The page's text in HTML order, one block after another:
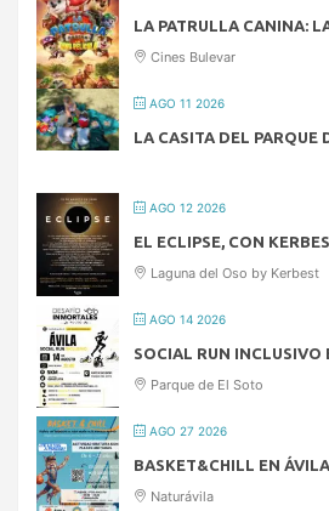
LA PATRULLA CANINA:
Cines Bulevar
AGO 11 2026
LA CASITA DEL PARQUE
AGO 12 2026
EL ECLIPSE, CON
Laguna del Oso by Kerbest
AGO 14 2026
SOCIAL RUN INCLUSIVO
Parque de El Soto
AGO 27 2026
BASKET&CHILL EN ÁVILA
Naturávila